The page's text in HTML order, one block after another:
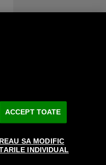
ACCEPT TOATE
SA MODIFIC
INDIVIDUAL